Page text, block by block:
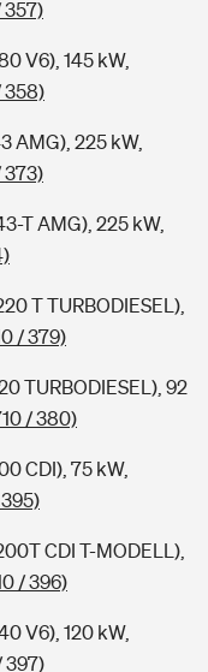
357)
V6), 145 kW,
358)
AMG), 225 kW,
373)
T AMG), 225 kW,
T TURBODIESEL),
/ 379)
TURBODIESEL), 92
/ 380)
CDI), 75 kW,
CDI T-MODELL),
/ 396)
V6), 120 kW,
397)